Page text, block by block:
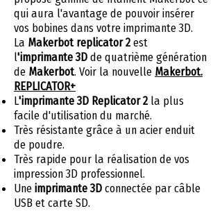
qui aura l'avantage de pouvoir insérer
vos bobines dans votre imprimante 3D.
La Makerbot replicator 2est
l'imprimante 3Dde quatrième génération
de Makerbot. Voir la nouvelle Makerbot.
REPLICATOR+
L'imprimante 3D Replicator 2 la plus
facile d'utilisation du marché.
Très résistante grâce à un acier enduit
de poudre.
Très rapide pour la réalisation de vos
impression 3D professionnel.
Uneimprimante 3Dconnectée par câble
USB et carte SD.